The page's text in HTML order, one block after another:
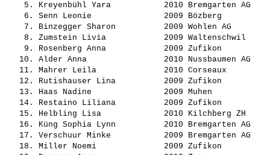
    5.
Kreyenbühl Yara
2010 Bremgarten
    6.
Senn Leonie
2009 Bözberg
    7.
Binzegger Sharon
2009 Wohlen AG
    8.
Zumstein Livia
2009
    9.
Rosenberg Anna
2009 Zufikon
   10.
Alder Anna
2010 Nussbaumen
   11.
Mahrer Leila
2010 Corseaux
   12.
Rutishauser Lina
2009 Zufikon
   13.
Haas Nadine
2009 Muhen
   14.
Restaino Liliana
2009 Zufikon
   15.
Helbling Lisa
2010 Kilchberg ZH
   16.
Küng Sophia Lynn
2010
   17.
Verschuur Minke
2009
   18.
Miller Noemi
2009 Zufikon